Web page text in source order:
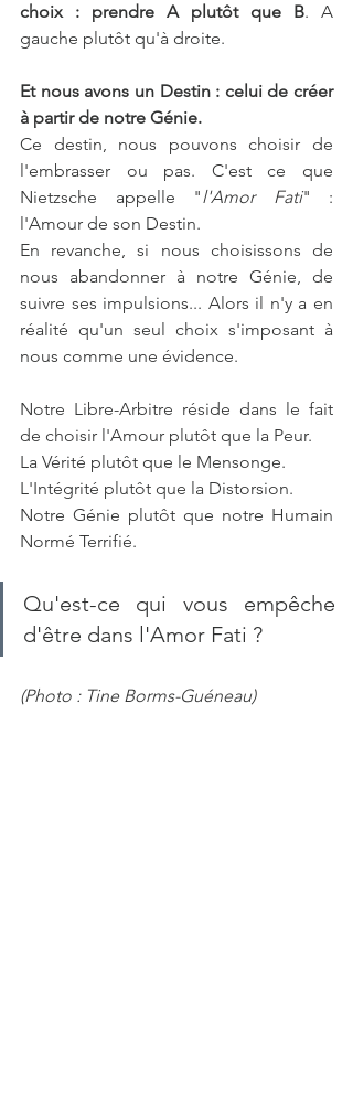
choix : prendre A plutôt que B. A
gauche plutôt qu'à droite.
Et nous avons un Destin : celui de créer
à partir de notre Génie.
Ce destin, nous pouvons choisir de
l'embrasser ou pas. C'est ce que
Nietzsche appelle "l'Amor Fati" :
l'Amour de son Destin.
En revanche, si nous choisissons de
nous abandonner à notre Génie, de
suivre ses impulsions... Alors il n'y a en
réalité qu'un seul choix s'imposant à
nous comme une évidence.
Notre Libre-Arbitre réside dans le fait
de choisir l'Amour plutôt que la Peur.
La Vérité plutôt que le Mensonge.
L'Intégrité plutôt que la Distorsion.
Notre Génie plutôt que notre Humain
Normé Terrifié.
Qu'est-ce qui vous empêche
d'être dans l'Amor Fati ?
(Photo : Tine Borms-Guéneau)